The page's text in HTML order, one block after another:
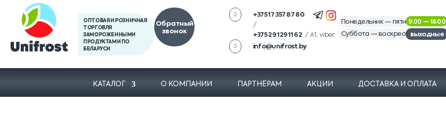
ОПТОВАЯ И РОЗНИЧНАЯ
ТОРГОВЛЯ
ЗАМОРОЖЕННЫМИ
ПРОДУКТАМИ ПО
БЕЛАРУСИ
Обратный
звонок

+375 17 357 87 80
/
+375 29 129 11 62/ А1, viber
 info@unifrost.by/
Понедельник — пятница9.00 — 18.00
Суббота — воскресеньевыходные
КАТАЛОГ О КОМПАНИИ ПАРТНЁРАМ АКЦИИ ДОСТАВКА И ОПЛАТА